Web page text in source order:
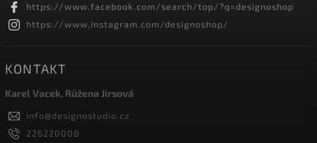
https://www.facebook.com/search/top/?q=designoshop
https://www.instagram.com/designoshop/
KONTAKT
Karel Vacek, Růžena Jirsová
info@designostudio.cz
226220008